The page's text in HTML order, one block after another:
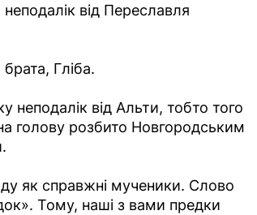
від Переславля
Гліба.
неподалік від Альти, тобто того
голову розбито Новгородським
як справжні мученики. Слово
Тому, наші з вами предки